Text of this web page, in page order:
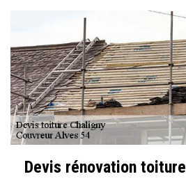
Devis rénovation toiture